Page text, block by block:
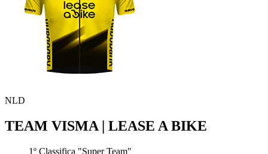
NLD
TEAM VISMA | LEASE A BIKE
1º Classifica "Super Team"